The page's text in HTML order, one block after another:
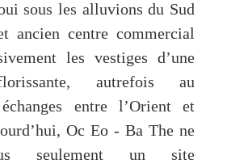
sous les alluvions du Sud
ancien centre commercial
les vestiges d’une
autrefois au
entre l’Orient et
Oc Eo - Ba The ne
seulement un site